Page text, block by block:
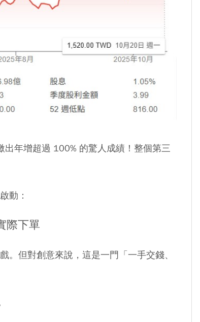
年增超過 100% 的驚人成績！整個第三
動：
際下單
但對創意來說，這是一門「一手交錢、